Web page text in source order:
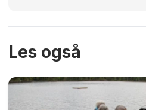
Les også